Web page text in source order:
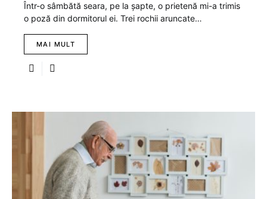
Într-o sâmbătă seara, pe la șapte, o prietenă mi-a trimis
o poză din dormitorul ei. Trei rochii aruncate…
MAI MULT